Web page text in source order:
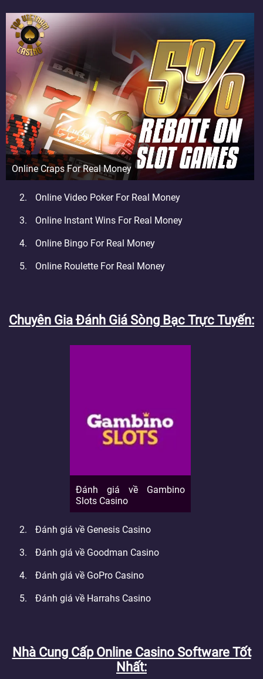
Online Craps For Real Money
Online Video Poker For Real Money
Online Instant Wins For Real Money
Online Bingo For Real Money
Online Roulette For Real Money
Chuyên Gia Đánh Giá Sòng Bạc Trực Tuyến
Đánh giá về Gambino
Slots Casino
Đánh giá về Genesis Casino
Đánh giá về Goodman Casino
Đánh giá về GoPro Casino
Đánh giá về Harrahs Casino
Nhà Cung Cấp Online Casino Software Tốt
Nhất